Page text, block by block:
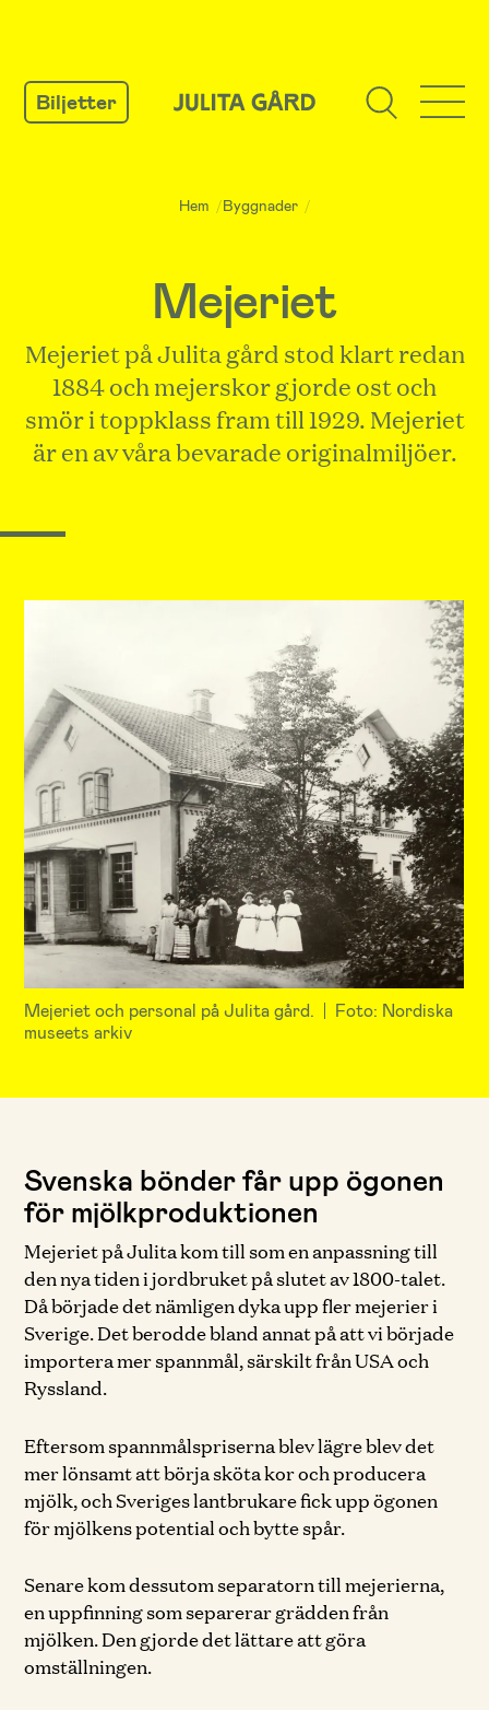
INNEHÅLL
Biljetter
Hem /Byggnader /
Mejeriet
Mejeriet på Julita gård stod klart redan
1884 och mejerskor gjorde ost och
smör i toppklass fram till 1929. Mejeriet
är en av våra bevarade originalmiljöer.
Mejeriet och personal på Julita gård.
Foto: Nordiska
museets arkiv
Svenska bönder får upp ögonen
för mjölkproduktionen
Mejeriet på Julita kom till som en anpassning till
den nya tiden i jordbruket på slutet av 1800-talet.
Då började det nämligen dyka upp fler mejerier i
Sverige. Det berodde bland annat på att vi började
importera mer spannmål, särskilt från USA och
Ryssland.
Eftersom spannmålspriserna blev lägre blev det
mer lönsamt att börja sköta kor och producera
mjölk, och Sveriges lantbrukare fick upp ögonen
för mjölkens potential och bytte spår.
Senare kom dessutom separatorn till mejerierna,
en uppfinning som separerar grädden från
mjölken. Den gjorde det lättare att göra
omställningen.